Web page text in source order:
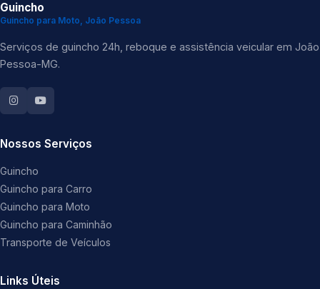
Guincho
Guincho para Moto, João Pessoa
Serviços de guincho 24h, reboque e assistência veicular em João
Pessoa-MG.
Nossos Serviços
Guincho
Guincho para Carro
Guincho para Moto
Guincho para Caminhão
Transporte de Veículos
Links Úteis